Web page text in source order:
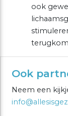
ook
Ook
Neem een